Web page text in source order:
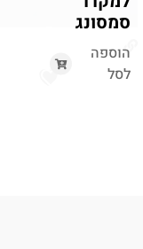
סמסונג
הוספה
לסל